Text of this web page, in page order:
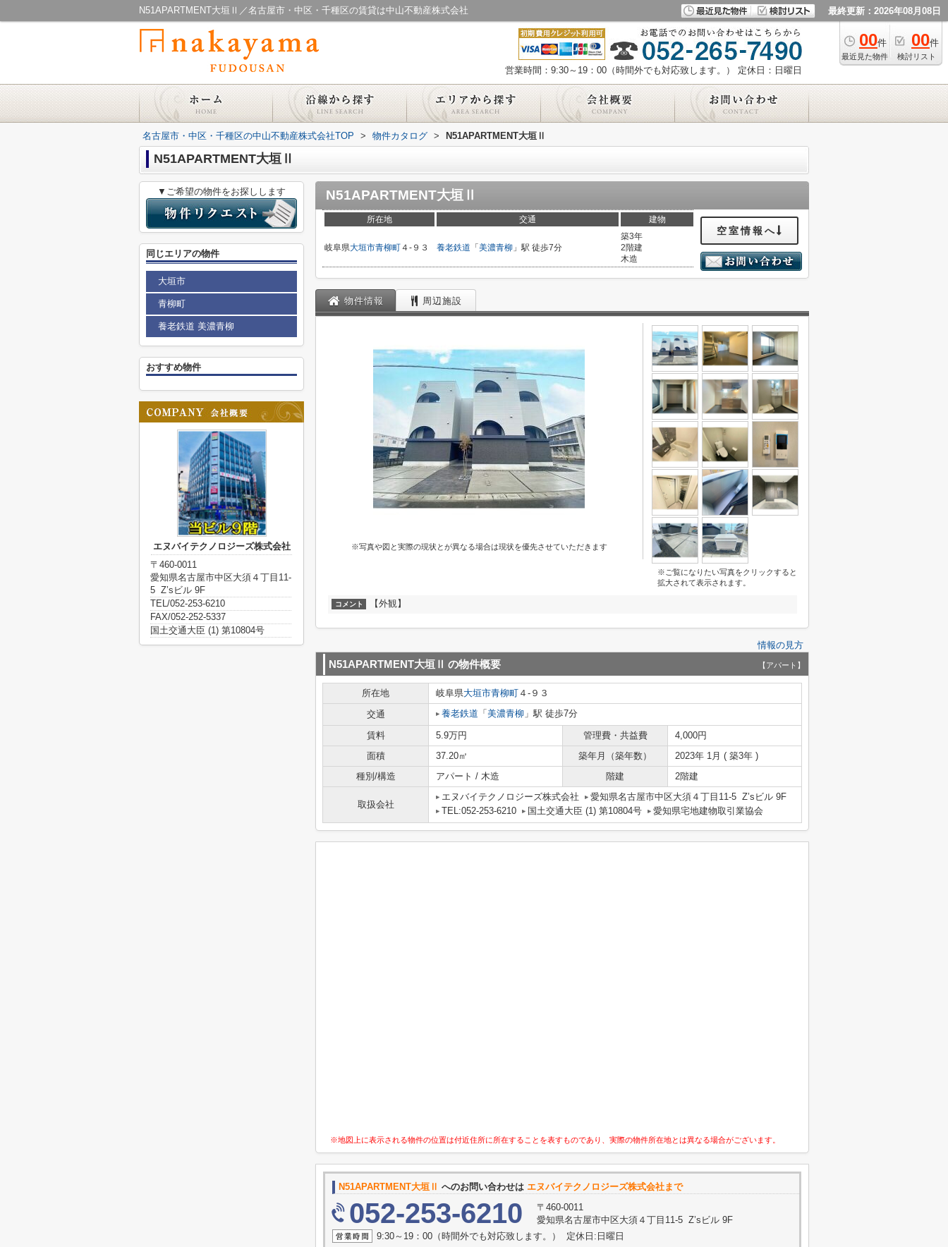
N51APARTMENT大垣Ⅱ／名古屋市・中区・千種区の賃貸は中山不動産株式会社 最終更新：2026年08月08日
00件
最近見た物件
00件
検討リスト
営業時間：9:30～19：00（時間外でも対応致します。） 定休日：日曜日
名古屋市・中区・千種区の中山不動産株式会社TOP > 物件カタログ > N51APARTMENT大垣Ⅱ
N51APARTMENT大垣Ⅱ
N51APARTMENT大垣Ⅱ
所在地 交通 建物
岐阜県大垣市青柳町４-９３ 養老鉄道 「 美濃青柳 」駅 徒歩7分
築3年
2階建
木造
空室情報へ
物件情報 周辺施設
※写真や図と実際の現状とが異なる場合は現状を優先させていただきます
※ご覧になりたい写真をクリックすると
拡大されて表示されます。
コメント 【外観】
情報の見方
N51APARTMENT大垣Ⅱ の物件概要 【アパート】
所在地 岐阜県大垣市青柳町 ４-９３
交通
養老鉄道 「 美濃青柳 」駅 徒歩7分
賃料 5.9万円 管理費・共益費
4,000円
面積
37.20㎡ 築年月（築年数）
2023年 1月 ( 築3年 )
種別/構造
アパート / 木造 階建 2階建
取扱会社
エヌバイテクノロジーズ株式会社
愛知県名古屋市中区大須４丁目11-5 Z’sビル 9F
TEL:052-253-6210
国土交通大臣 (1) 第10804号 愛知県宅地建物取引業協会
※地図上に表示される物件の位置は付近住所に所在することを表すものであり、実際の物件所在地とは異なる場合がございます。
N51APARTMENT大垣Ⅱ へのお問い合わせは エヌバイテクノロジーズ株式会社まで
052-253-6210
〒460-0011
愛知県名古屋市中区大須４丁目11-5 Z’sビル 9F
9:30～19：00（時間外でも対応致します。） 定休日:日曜日
▼ご希望の物件をお探しします
同じエリアの物件
大垣市
青柳町
養老鉄道 美濃青柳
おすすめ物件
エヌバイテクノロジーズ株式会社
〒460-0011
愛知県名古屋市中区大須４丁目11-
5 Z’sビル 9F
TEL/052-253-6210
FAX/052-252-5337
国土交通大臣 (1) 第10804号